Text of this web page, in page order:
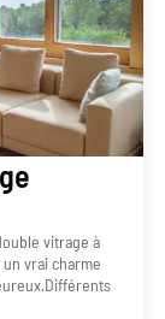
vitrage à
vrai charme